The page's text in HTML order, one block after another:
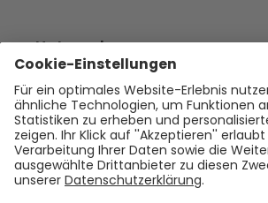
Unternehmen
Empfehlen
Über uns
Presse
Karriere